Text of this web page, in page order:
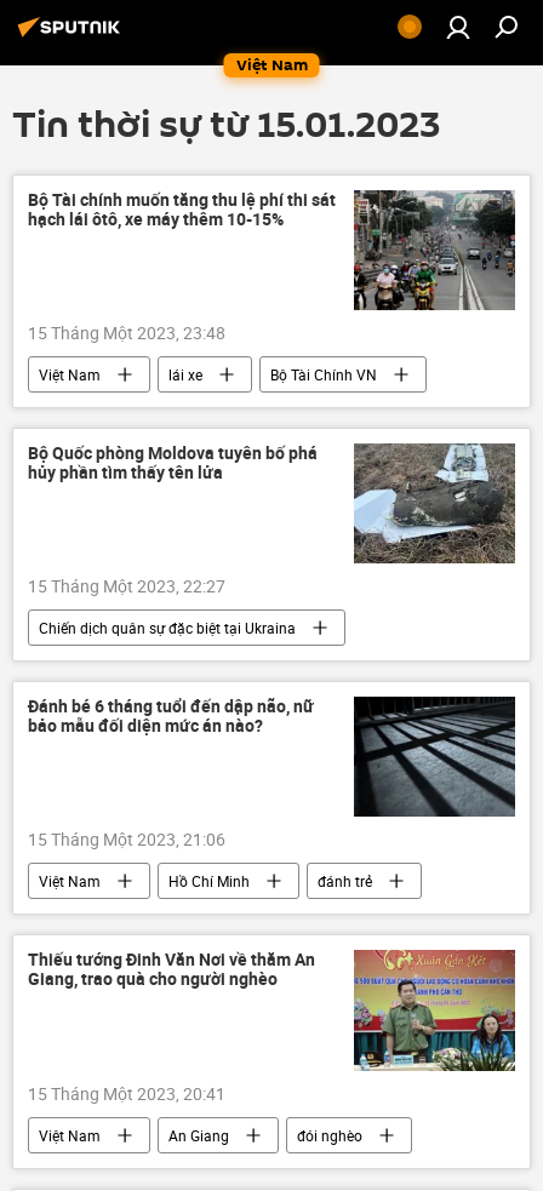
Việt Nam
Tin thời sự từ 15.01.2023
Bộ Tài chính muốn tăng thu lệ phí thi sát
hạch lái ôtô, xe máy thêm 10-15%
15 Tháng Một 2023, 23:48
Việt Nam lái xe
Bộ Tài Chính VN
thuế
xe ô-tô
Bộ Quốc phòng Moldova tuyên bố phá
hủy phần tìm thấy tên lửa
15 Tháng Một 2023, 22:27
Chiến dịch quân sự đặc biệt tại Ukraina
Thế giới
Moldova
Ukraina
Cuộc khủng hoảng ở Ukraina
tên lửa
Quân sự
Đánh bé 6 tháng tuổi đến dập não, nữ
bảo mẫu đối diện mức án nào?
15 Tháng Một 2023, 21:06
Việt Nam Hồ Chí Minh
đánh trẻ
vi phạm
Pháp luật giết người
Thiếu tướng Đinh Văn Nơi về thăm An
Giang, trao quà cho người nghèo
15 Tháng Một 2023, 20:41
Việt Nam An Giang
đói nghèo
Chính sách